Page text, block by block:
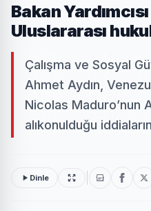
Bakan
Uluslararası
Çalışma ve Sosyal
Ahmet Aydın,
Nicolas Maduro’nun
alıkonulduğu
Dinle